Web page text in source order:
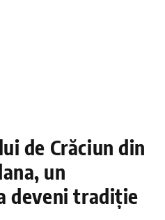
de Crăciun din
un
deveni tradiție